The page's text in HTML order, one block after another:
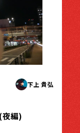
下上 貴弘
編)